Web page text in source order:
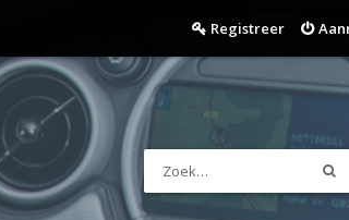
Registreer